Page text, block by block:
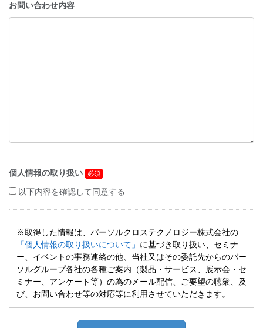
お問い合わせ内容
個人情報の取り扱い
以下内容を確認して同意する
※取得した情報は、パーソルクロステクノロジー株式会社の
「個人情報の取り扱いについて」 に基づき取り扱い、セミナ
ー、イベントの事務連絡の他、当社又はその委託先からのパー
ソルグループ各社の各種ご案内（製品・サービス、展示会・セ
ミナー、アンケート等）の為のメール配信、ご要望の聴衆、及
び、お問い合わせ等の対応等に利用させていただきます。